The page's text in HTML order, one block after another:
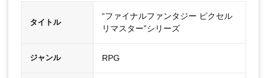
タイトル
“ファイナルファンタジー ピクセル
リマスター”シリーズ
ジャンル RPG